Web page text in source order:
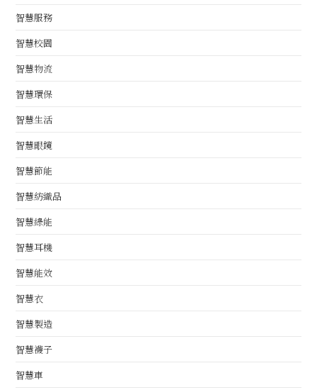
智慧服務
智慧校園
智慧物流
智慧環保
智慧生活
智慧眼鏡
智慧節能
智慧紡織品
智慧綠能
智慧耳機
智慧能效
智慧衣
智慧製造
智慧襪子
智慧車